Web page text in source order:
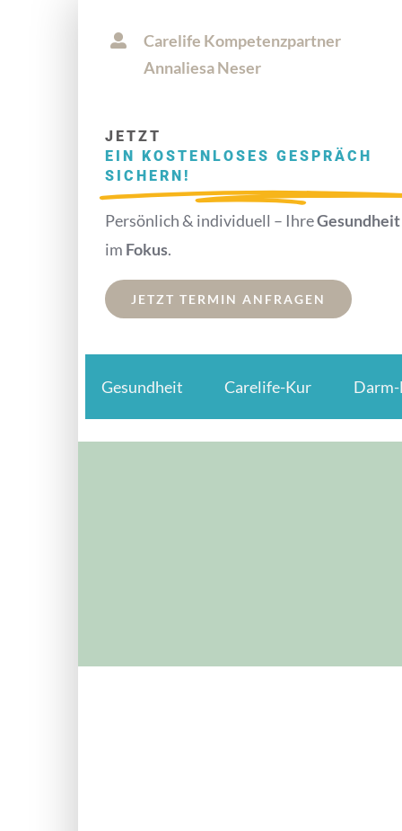
Carelife Kompetenzpartner
Annaliesa Neser
JETZT
EIN KOSTENLOSES GESPRÄCH
SICHERN!
Persönlich & individuell – IhreGesundheit
im Fokus.
JETZT TERMIN ANFRAGEN
Gesundheit Carelife-Kur